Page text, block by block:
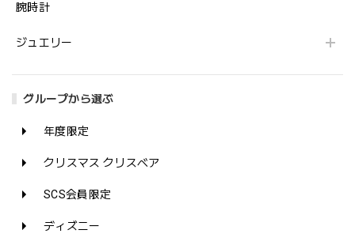
腕時計
ジュエリー
グループから選ぶ
年度限定
クリスマス クリスベア
SCS会員限定
ディズニー